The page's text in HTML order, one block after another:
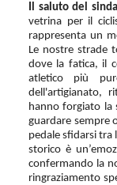
Il saluto del
vetrina per il
rappresenta un
Le nostre strade
dove la fatica, il
atletico più
dell'artigianato,
hanno forgiato la
guardare sempre
pedale sfidarsi tra
storico è
confermando la
ringraziamento